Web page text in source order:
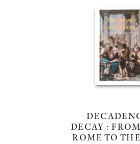
DECAY :
ROME TO